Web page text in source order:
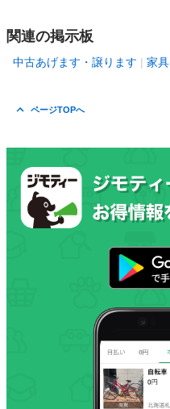
関連の掲示板
中古あげます・譲ります 家具
ページTOPへ